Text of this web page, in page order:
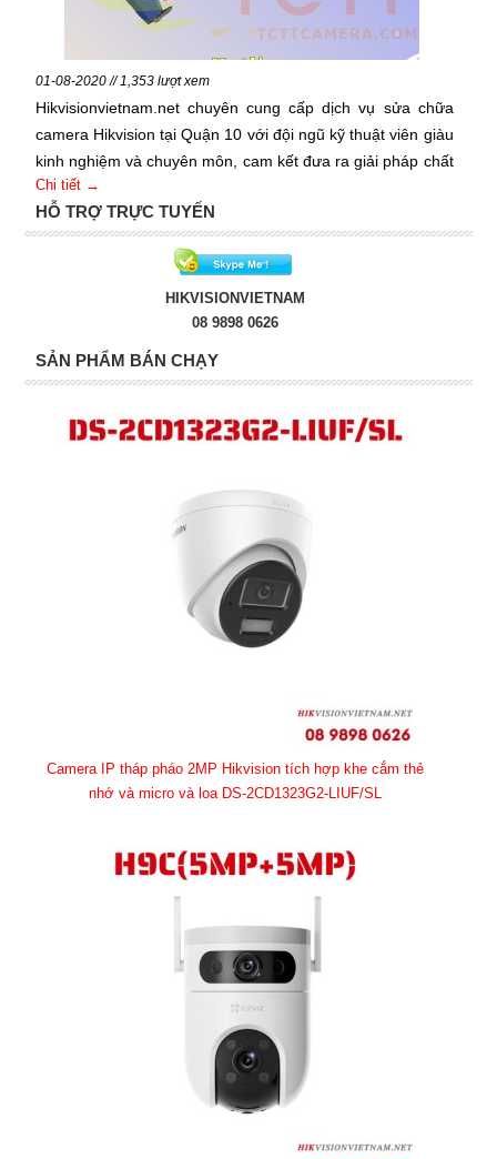
01-08-2020 // 1,353 lượt xem
Hikvisionvietnam.net chuyên cung cấp dịch vụ sửa chữa
camera Hikvision tại Quận 10 với đội ngũ kỹ thuật viên giàu
kinh nghiệm và chuyên môn, cam kết đưa ra giải pháp chất
lượng và hiệu quả.
Chi tiết →
HỖ TRỢ TRỰC TUYẾN
HIKVISIONVIETNAM
08 9898 0626
SẢN PHẨM BÁN CHẠY
Camera IP tháp pháo 2MP Hikvision tích hợp khe cắm thẻ
nhớ và micro và loa DS-2CD1323G2-LIUF/SL